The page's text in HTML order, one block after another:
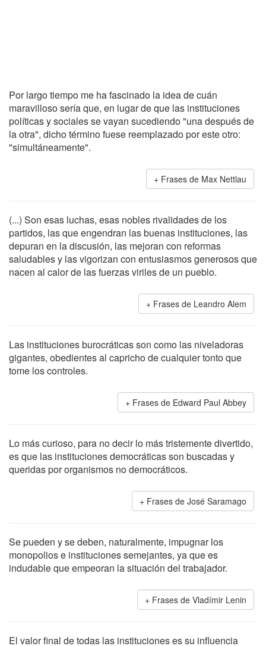
Por largo tiempo me ha fascinado la idea de cuán
maravilloso sería que, en lugar de que las instituciones
políticas y sociales se vayan sucediendo "una después de
la otra", dicho término fuese reemplazado por este otro:
"simultáneamente".
Frases de Max Nettlau
(...) Son esas luchas, esas nobles rivalidades de los
partidos, las que engendran las buenas instituciones, las
depuran en la discusión, las mejoran con reformas
saludables y las vigorizan con entusiasmos generosos que
nacen al calor de las fuerzas viriles de un pueblo.
Frases de Leandro Alem
Las instituciones burocráticas son como las niveladoras
gigantes, obedientes al capricho de cualquier tonto que
tome los controles.
Frases de Edward Paul Abbey
Lo más curioso, para no decir lo más tristemente divertido,
es que las instituciones democráticas son buscadas y
queridas por organismos no democráticos.
Frases de José Saramago
Se pueden y se deben, naturalmente, impugnar los
monopolios e instituciones semejantes, ya que es
indudable que empeoran la situación del trabajador.
Frases de Vladímir Lenin
El valor final de todas las instituciones es su influencia